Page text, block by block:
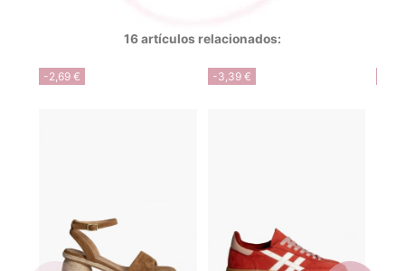
16 artículos relacionados:
-2,69 € -3,39 €